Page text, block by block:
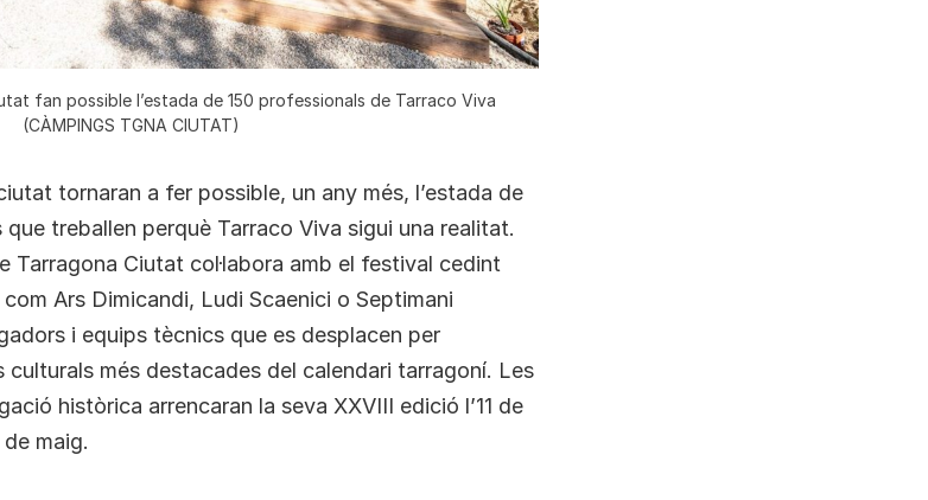
fan possible l’estada de 150 professionals de Tarraco Viva
(CÀMPINGS TGNA CIUTAT)
tornaran a fer possible, un any més, l’estada de
treballen perquè Tarraco Viva sigui una realitat.
Tarragona Ciutat col·labora amb el festival cedint
Ars Dimicandi, Ludi Scaenici o Septimani
i equips tècnics que es desplacen per
culturals més destacades del calendari tarragoní. Les
històrica arrencaran la seva XXVIII edició l’11 de
maig.